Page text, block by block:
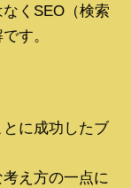
くSEO（検索
す。
に成功したブ
え方の一点に